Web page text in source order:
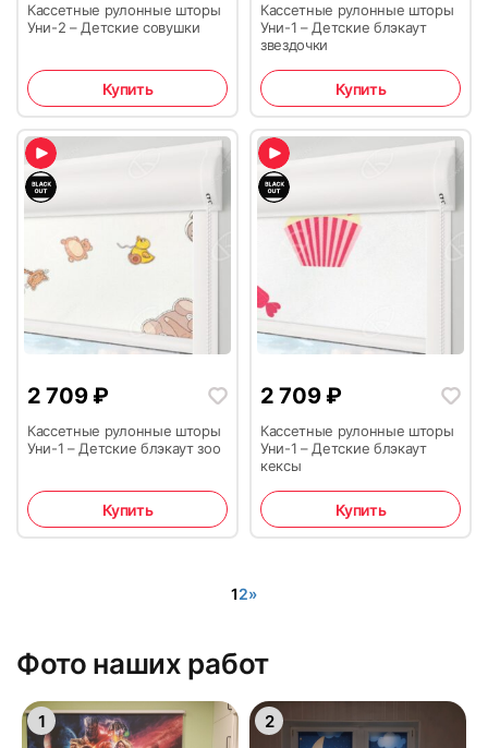
Кассетные рулонные шторы
Уни-2 – Детские совушки
Купить
Кассетные рулонные шторы
Уни-1 – Детские блэкаут
звездочки
Купить
2 709 ₽
Кассетные рулонные шторы
Уни-1 – Детские блэкаут зоо
Купить
2 709 ₽
Кассетные рулонные шторы
Уни-1 – Детские блэкаут
кексы
Купить
12»
Фото наших работ
1 2